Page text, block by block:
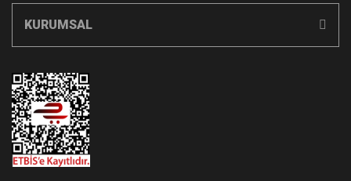
KURUMSAL